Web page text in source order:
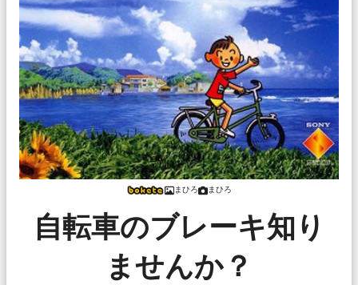
まひろ まひろ
自転車のブレーキ知り
ませんか？